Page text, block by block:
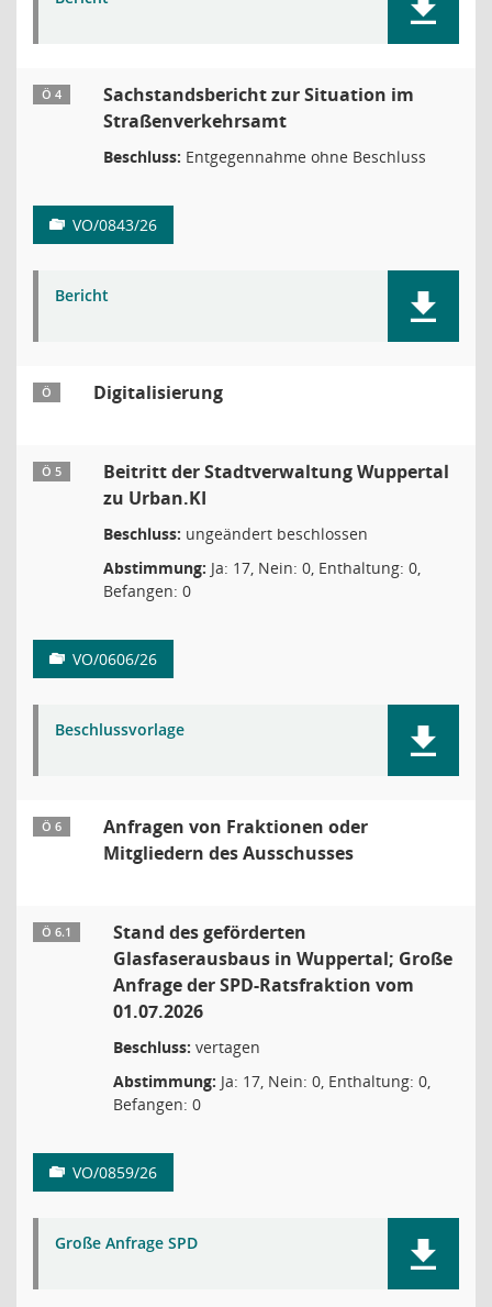
Ö 4
Sachstandsbericht zur Situation im
Straßenverkehrsamt
Beschluss: Entgegennahme ohne Beschluss
VO/0843/26
Bericht
Ö Digitalisierung
Ö 5
Beitritt der Stadtverwaltung Wuppertal
zu Urban.KI
Beschluss: ungeändert beschlossen
Abstimmung: Ja: 17, Nein: 0, Enthaltung: 0,
Befangen: 0
VO/0606/26
Beschlussvorlage
Ö 6
Anfragen von Fraktionen oder
Mitgliedern des Ausschusses
Ö 6.1
Stand des geförderten
Glasfaserausbaus in Wuppertal; Große
Anfrage der SPD-Ratsfraktion vom
01.07.2026
Beschluss: vertagen
Abstimmung: Ja: 17, Nein: 0, Enthaltung: 0,
Befangen: 0
VO/0859/26
Große Anfrage SPD